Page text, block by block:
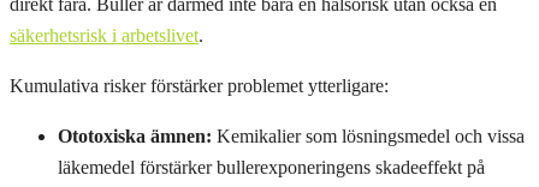
direkt fara. Buller är därmed inte bara en hälsorisk utan också en
säkerhetsrisk i arbetslivet.
Kumulativa risker förstärker problemet ytterligare:
Ototoxiska ämnen: Kemikalier som lösningsmedel och vissa
läkemedel förstärker bullerexponeringens skadeeffekt på